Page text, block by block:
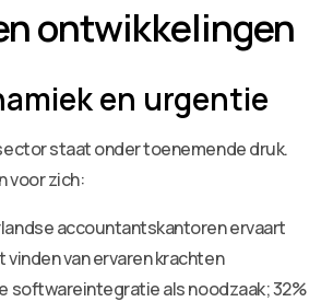
ontwikkelingen
en urgentie
staat onder toenemende druk.
voor zich:
accountantskantoren ervaart
van ervaren krachten
softwareintegratie als noodzaak; 32%